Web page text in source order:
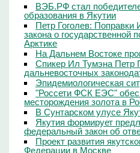
ВЭБ.РФ стал
образования в Якутии
Петр Гоголев:
закона о государственной
Арктике
На Дальнем Востоке
Спикер Ил Тумэна Петр
дальневосточных
Эпидемиологическая
"Россети ФСК ЕЭС"
месторождения золота в
В Сунтарском улусе
Якутия формирует
федеральный закон об
Проект развития
Федерации в Москве